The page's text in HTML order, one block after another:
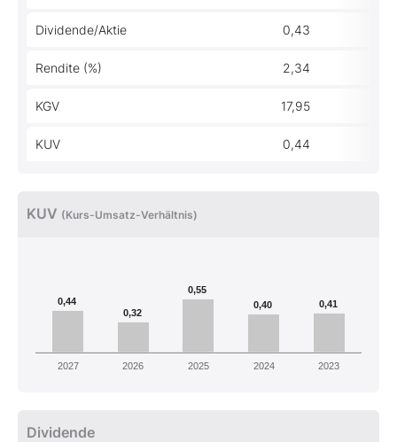
Dividende/Aktie 0,43
Rendite (%) 2,34
KGV 17,95
KUV 0,44
KUV (Kurs-Umsatz-Verhältnis)
0,44
0,32
0,55
0,40
0,41
2027 2026 2025 2024 2023
Dividende